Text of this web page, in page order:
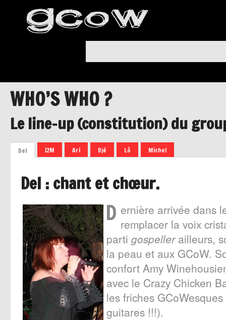
WHO’S WHO ?
Le line-up (constitution) du
Del J2M Ari Djé Lô Michel
Del : chant et chœur.
D ernière arrivée dans
remplacer la voix
parti gospellerailleurs,
la peau et aux GCoW.
confort Amy
avec le Crazy Chicken
les friches
guitares !!!).